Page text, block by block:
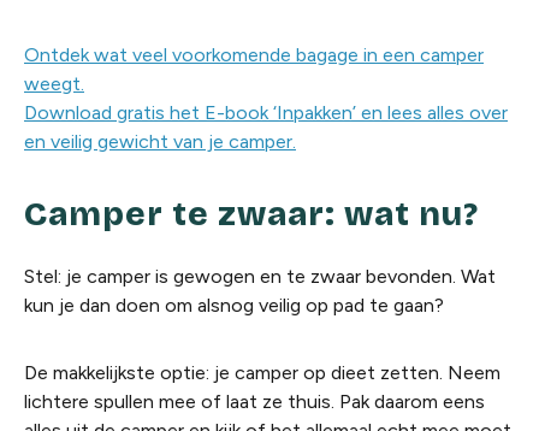
Ontdek wat veel voorkomende bagage in een camper
weegt.
Download gratis het E-book ‘Inpakken’ en lees alles over
en veilig gewicht van je camper.
Camper te zwaar: wat nu?
Stel: je camper is gewogen en te zwaar bevonden. Wat
kun je dan doen om alsnog veilig op pad te gaan?
De makkelijkste optie: je camper op dieet zetten. Neem
lichtere spullen mee of laat ze thuis. Pak daarom eens